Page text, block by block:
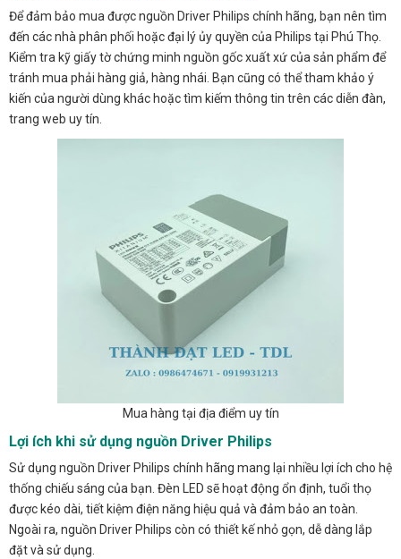
Để đảm bảo mua được nguồn Driver Philips chính hãng, bạn nên tìm
đến các nhà phân phối hoặc đại lý ủy quyền của Philips tại Phú Thọ.
Kiểm tra kỹ giấy tờ chứng minh nguồn gốc xuất xứ của sản phẩm để
tránh mua phải hàng giả, hàng nhái. Bạn cũng có thể tham khảo ý
kiến của người dùng khác hoặc tìm kiếm thông tin trên các diễn đàn,
trang web uy tín.
Mua hàng tại địa điểm uy tín
Lợi ích khi sử dụng nguồn Driver Philips
Sử dụng nguồn Driver Philips chính hãng mang lại nhiều lợi ích cho hệ
thống chiếu sáng của bạn. Đèn LED sẽ hoạt động ổn định, tuổi thọ
được kéo dài, tiết kiệm điện năng hiệu quả và đảm bảo an toàn.
Ngoài ra, nguồn Driver Philips còn có thiết kế nhỏ gọn, dễ dàng lắp
đặt và sử dụng.